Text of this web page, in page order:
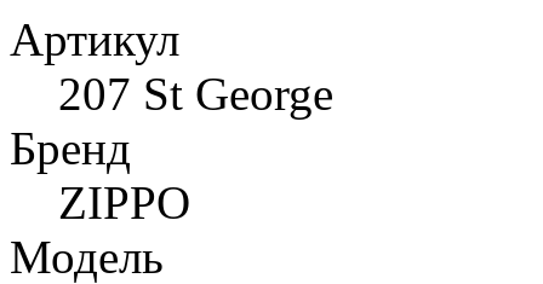
Артикул
207 St George
Бренд
ZIPPO
Модель